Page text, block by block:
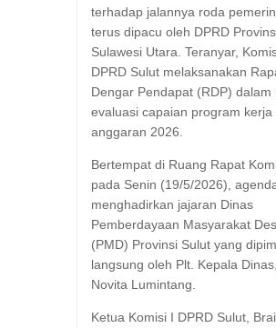
terhadap jalannya roda
terus dipacu oleh DPRD
Sulawesi Utara. Teranyar,
DPRD Sulut melaksanakan
Dengar Pendapat (RDP) dalam
evaluasi capaian program kerja
anggaran 2026.
​Bertempat di Ruang Rapat
pada Senin (19/5/2026),
menghadirkan jajaran Dinas
Pemberdayaan Masyarakat
(PMD) Provinsi Sulut yang
langsung oleh Plt. Kepala Dinas,
Novita Lumintang.
​Ketua Komisi I DPRD Sulut,